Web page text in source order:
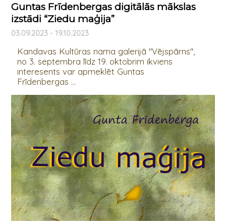
Guntas Frīdenbergas digitālās mākslas
izstādi “Ziedu maģija”
03.09.2023 - 19.10.2023
Kandavas Kultūras nama galerijā "Vējspārns",
no 3. septembra līdz 19. oktobrim ikviens
interesents var apmeklēt Guntas
Frīdenbergas ...